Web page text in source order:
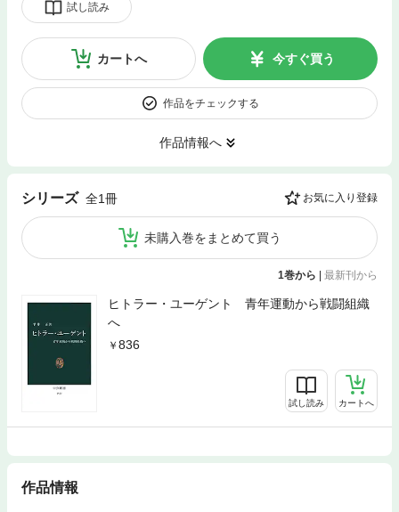
試し読み
カートへ 今すぐ買う
作品をチェックする
作品情報へ
シリーズ 全1冊 お気に入り登録
未購入巻をまとめて買う
1巻から 最新刊から
ヒトラー・ユーゲント 青年運動から戦闘組織
へ
836
試し読み カートへ
作品情報